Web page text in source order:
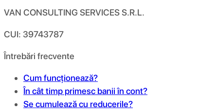
VAN CONSULTING SERVICES S.R.L.
CUI: 39743787
Întrebări frecvente
Cum funcționează?
În cât timp primesc banii în cont?
Se cumulează cu reducerile?